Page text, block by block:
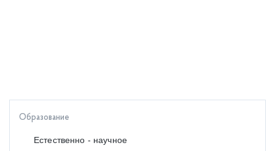
Образование
Естественно - научное